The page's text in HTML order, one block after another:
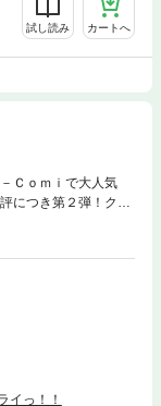
試し読み カートへ
Ｃｏｍｉで大人気
につき第２弾！クリ
をオリジナルエピソ
描く物語のほか、神
れられなくなってし
で赤ちゃんのお世話
。 原作漫画が描け
ーリーでお届けしま
イっ！！